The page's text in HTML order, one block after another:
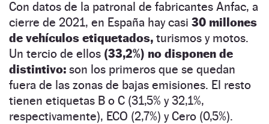
Con datos de la patronal de fabricantes Anfac, a
cierre de 2021, en España hay casi 30 millones
de vehículos etiquetados, turismos y motos.
Un tercio de ellos (33,2%) no disponen de
distintivo: son los primeros que se quedan
fuera de las zonas de bajas emisiones. El resto
tienen etiquetas B o C (31,5% y 32,1%,
respectivamente), ECO (2,7%) y Cero (0,5%).